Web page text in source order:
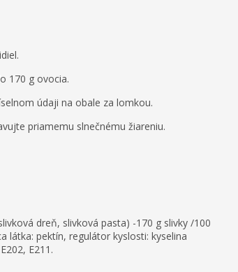
170 g ovocia.
údaji na obale za lomkou.
priamemu slnečnému žiareniu.
dreň, slivková pasta) -170 g slivky /100
látka: pektín, regulátor kyslosti: kyselina
E211.